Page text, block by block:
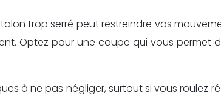
trop serré peut restreindre vos
Optez pour une coupe qui vous
à ne pas négliger, surtout si vous